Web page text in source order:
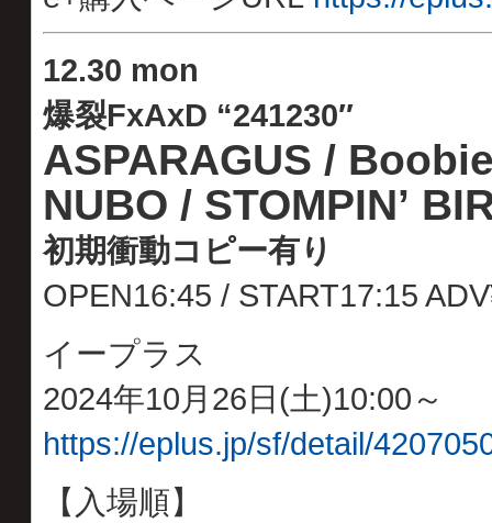
12.30 mon
爆裂FxAxD “241230″
ASPARAGUS /
NUBO / STOMPIN’
初期衝動コピー有り
OPEN16:45 / START17:15
イープラス
2024年10月26日(土)10:00～
https://eplus.jp/sf/detail/
【入場順】